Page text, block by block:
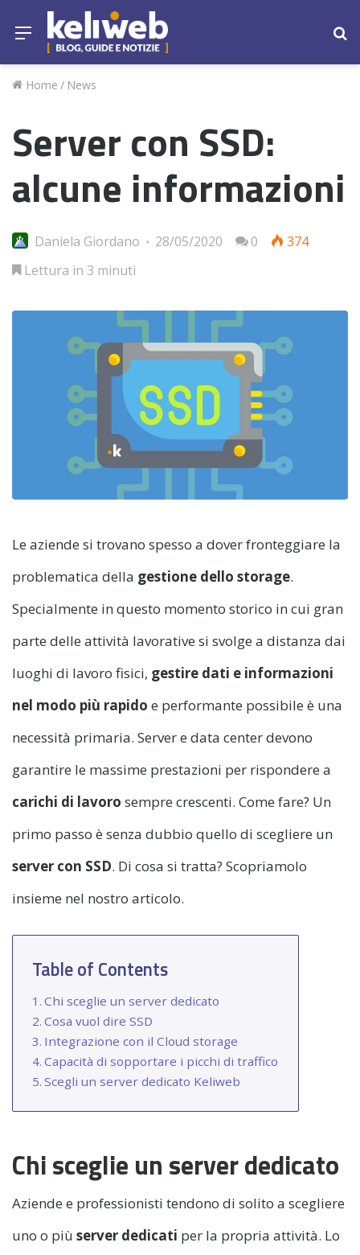
Menu
Home / News
Server con SSD:
alcune informazioni
Daniela Giordano 28/05/2020 0
374
Lettura in 3 minuti
Le aziende si trovano spesso a dover fronteggiare la
problematica della gestione dello storage.
Specialmente in questo momento storico in cui gran
parte delle attività lavorative si svolge a distanza dai
luoghi di lavoro fisici, gestire dati e informazioni
nel modo più rapido e performante possibile è una
necessità primaria. Server e data center devono
garantire le massime prestazioni per rispondere a
carichi di lavoro sempre crescenti. Come fare? Un
primo passo è senza dubbio quello di scegliere un
server con SSD. Di cosa si tratta? Scopriamolo
insieme nel nostro articolo.
Table of Contents
Chi sceglie un server dedicato
Cosa vuol dire SSD
Integrazione con il Cloud storage
Capacità di sopportare i picchi di traffico
Scegli un server dedicato Keliweb
Chi sceglie un server dedicato
Aziende e professionisti tendono di solito a scegliere
uno o più server dedicati per la propria attività. Lo